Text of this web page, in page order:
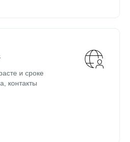
и сроке
контакты